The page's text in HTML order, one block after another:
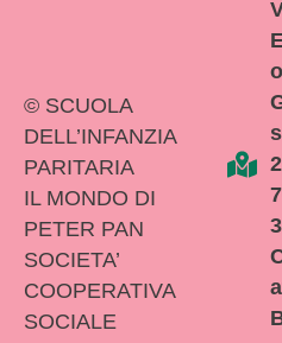
© SCUOLA
DELL’INFANZIA
PARITARIA
IL MONDO DI
PETER PAN
SOCIETA’
COOPERATIVA
SOCIALE
o